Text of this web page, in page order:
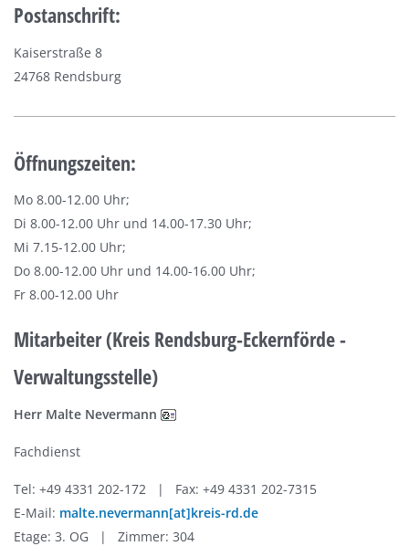
Postanschrift:
Kaiserstraße 8
24768 Rendsburg
Öffnungszeiten:
Mo 8.00-12.00 Uhr;
Di 8.00-12.00 Uhr und 14.00-17.30 Uhr;
Mi 7.15-12.00 Uhr;
Do 8.00-12.00 Uhr und 14.00-16.00 Uhr;
Fr 8.00-12.00 Uhr
Mitarbeiter (Kreis Rendsburg-Eckernförde -
Verwaltungsstelle)
Herr Malte Nevermann
Fachdienst
Tel: +49 4331 202-172 | Fax: +49 4331 202-7315
E-Mail: malte.nevermann[at]kreis-rd.de
Etage: 3. OG | Zimmer: 304